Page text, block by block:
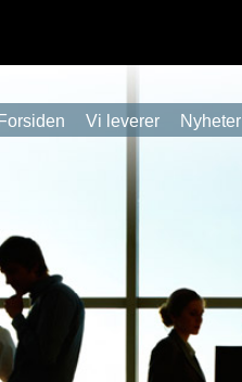
Forsiden Vi leverer Nyheter